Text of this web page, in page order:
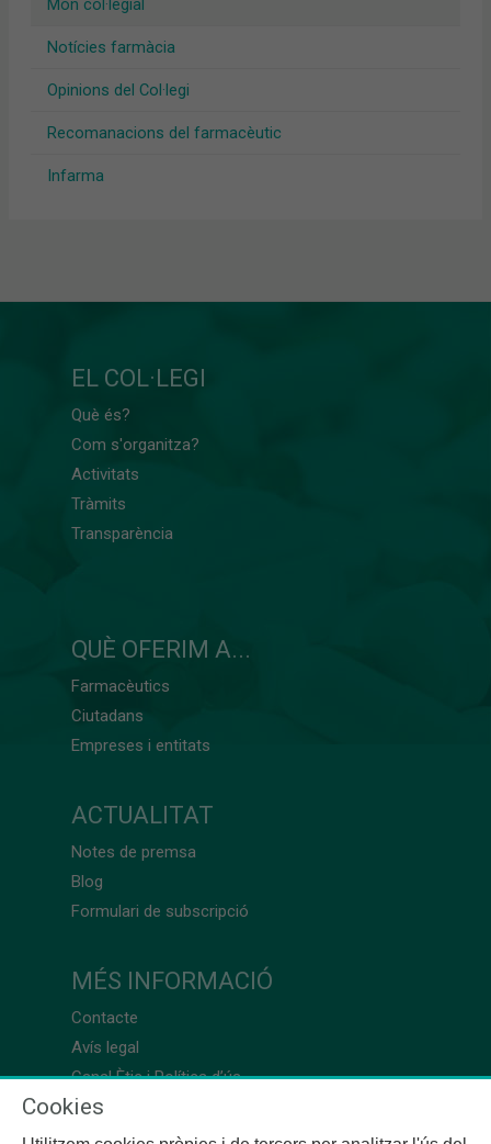
Món col·legial
Notícies farmàcia
Opinions del Col·legi
Recomanacions del farmacèutic
Infarma
EL COL·LEGI
Què és?
Com s'organitza?
Activitats
Tràmits
Transparència
QUÈ OFERIM A...
Farmacèutics
Ciutadans
Empreses i entitats
ACTUALITAT
Notes de premsa
Blog
Formulari de subscripció
MÉS INFORMACIÓ
Contacte
Avís legal
Canal Ètic i Política d’ús
Cookies